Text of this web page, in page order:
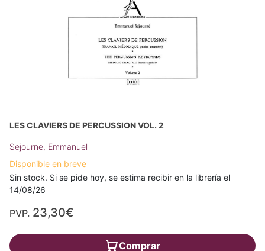
LES CLAVIERS DE PERCUSSION VOL. 2
Sejourne, Emmanuel
Disponible en breve
Sin stock. Si se pide hoy, se estima recibir en la librería el
14/08/26
PVP. 23,30€
Comprar